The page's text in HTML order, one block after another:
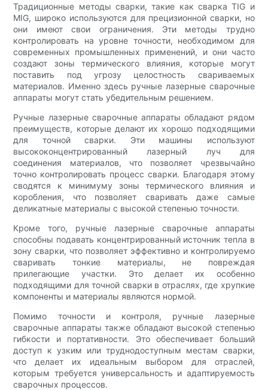
Традиционные методы сварки, такие как сварка TIG и
MIG, широко используются для прецизионной сварки, но
они имеют свои ограничения. Эти методы трудно
контролировать на уровне точности, необходимом для
современных промышленных применений, и они часто
создают зоны термического влияния, которые могут
поставить под угрозу целостность свариваемых
материалов. Именно здесь ручные лазерные сварочные
аппараты могут стать убедительным решением.
Ручные лазерные сварочные аппараты обладают рядом
преимуществ, которые делают их хорошо подходящими
для точной сварки. Эти машины используют
высококонцентрированный лазерный луч для
соединения материалов, что позволяет чрезвычайно
точно контролировать процесс сварки. Благодаря этому
сводятся к минимуму зоны термического влияния и
коробления, что позволяет сваривать даже самые
деликатные материалы с высокой степенью точности.
Кроме того, ручные лазерные сварочные аппараты
способны подавать концентрированный источник тепла в
зону сварки, что позволяет эффективно и контролируемо
сваривать тонкие материалы, не повреждая
прилегающие участки. Это делает их особенно
подходящими для точной сварки в отраслях, где хрупкие
компоненты и материалы являются нормой.
Помимо точности и контроля, ручные лазерные
сварочные аппараты также обладают высокой степенью
гибкости и портативности. Это обеспечивает больший
доступ к узким или труднодоступным местам сварки,
что делает их идеальным выбором для отраслей,
которым требуется универсальность и адаптируемость
сварочных процессов.